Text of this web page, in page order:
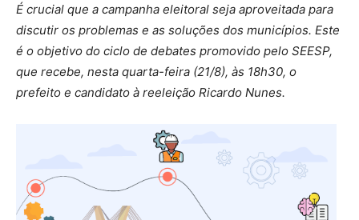
É crucial que a campanha eleitoral seja aproveitada para
discutir os problemas e as soluções dos municípios. Este
é o objetivo do ciclo de debates promovido pelo SEESP,
que recebe, nesta quarta-feira (21/8), às 18h30, o
prefeito e candidato à reeleição Ricardo Nunes.